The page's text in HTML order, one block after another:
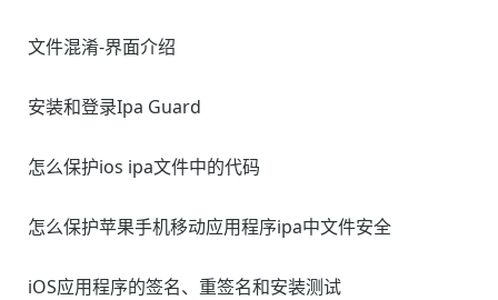
文件混淆-界面介绍
安装和登录Ipa Guard
怎么保护ios ipa文件中的代码
怎么保护苹果手机移动应用程序ipa中文件安全
iOS应用程序的签名、重签名和安装测试